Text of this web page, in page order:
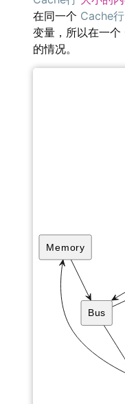
在同一个 Cache行
变量，所以在一个
的情况。